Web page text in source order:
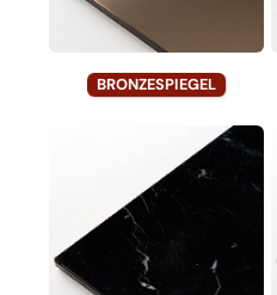
BRONZESPIEGEL